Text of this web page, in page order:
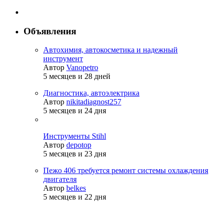
Объявления
Автохимия, автокосметика и надежный
инструмент
Автор Vanopetro
5 месяцев и 28 дней
Диагностика, автоэлектрика
Автор nikitadiagnost257
5 месяцев и 24 дня
Инструменты Stihl
Автор depotop
5 месяцев и 23 дня
Пежо 406 требуется ремонт системы охлаждения
двигателя
Автор belkes
5 месяцев и 22 дня